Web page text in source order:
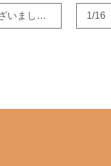
1/16 たくさんのご来場ありがとうございました！！